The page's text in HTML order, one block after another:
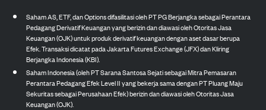
Saham AS, ETF, dan Options difasilitasi oleh PT PG Berjangka sebagai Perantara
Pedagang Derivatif Keuangan yang berizin dan diawasi oleh Otoritas Jasa
Keuangan (OJK) untuk produk derivatif keuangan dengan aset dasar berupa
Efek. Transaksi dicatat pada Jakarta Futures Exchange (JFX) dan Kliring
Berjangka Indonesia (KBI).
Saham Indonesia (oleh PT Sarana Santosa Sejati sebagai Mitra Pemasaran
Perantara Pedagang Efek Level II yang bekerja sama dengan PT Pluang Maju
Sekuritas sebagai Perusahaan Efek) berizin dan diawasi oleh Otoritas Jasa
Keuangan (OJK).